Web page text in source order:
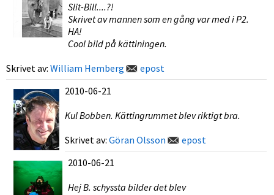
Slit-Bill....?!
Skrivet av mannen som en gång var med i P2.
HA!
Cool bild på kättiningen.
Skrivet av: William Hemberg
epost
2010-06-21
Kul Bobben. Kättingrummet blev riktigt bra.
Skrivet av: Göran Olsson
epost
2010-06-21
Hej B. schyssta bilder det blev